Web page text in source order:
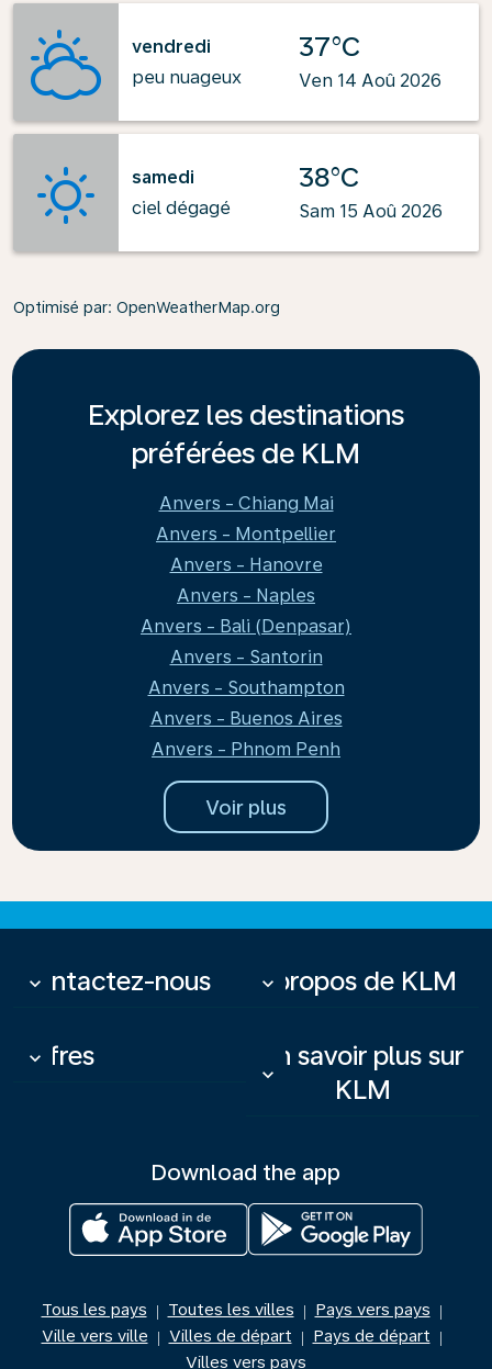
vendredi
peu nuageux
37°C
Ven 14 Aoû 2026
samedi
ciel dégagé
38°C
Sam 15 Aoû 2026
Optimisé par: OpenWeatherMap.org
Explorez les destinations
préférées de KLM
Anvers - Chiang Mai
Anvers - Montpellier
Anvers - Hanovre
Anvers - Naples
Anvers - Bali (Denpasar)
Anvers - Santorin
Anvers - Southampton
Anvers - Buenos Aires
Anvers - Phnom Penh
Voir plus
Contactez-nous
keyboard_arrow_down À propos de KLM
keyboard_arrow_down
Offres
keyboard_arrow_down
En savoir plus sur
KLM
keyboard_arrow_down
Download the app
Tous les pays | Toutes les villes | Pays vers pays |
Ville vers ville | Villes de départ | Pays de départ |
Villes vers pays